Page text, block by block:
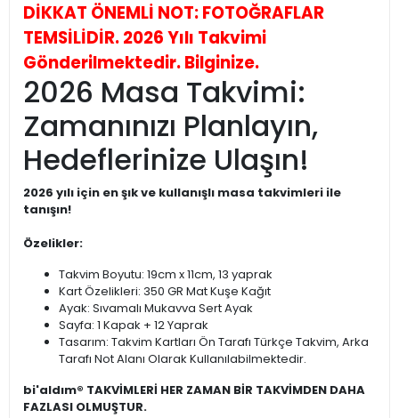
DİKKAT ÖNEMLİ NOT: FOTOĞRAFLAR
TEMSİLİDİR. 2026 Yılı Takvimi
Gönderilmektedir. Bilginize.
2026 Masa Takvimi:
Zamanınızı Planlayın,
Hedeflerinize Ulaşın!
2026 yılı için en şık ve kullanışlı masa takvimleri ile
tanışın!
Özelikler:
Takvim Boyutu: 19cm x 11cm, 13 yaprak
Kart Özelikleri: 350 GR Mat Kuşe Kağıt
Ayak: Sıvamalı Mukavva Sert Ayak
Sayfa: 1 Kapak + 12 Yaprak
Tasarım: Takvim Kartları Ön Tarafı Türkçe Takvim, Arka
Tarafı Not Alanı Olarak Kullanılabilmektedir.
bi'aldım® TAKVİMLERİ HER ZAMAN BİR TAKVİMDEN DAHA
FAZLASI OLMUŞTUR.